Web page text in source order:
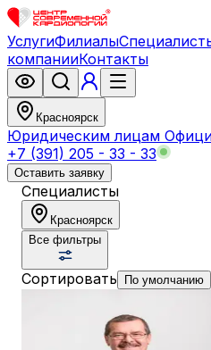
УслугиФилиалы
компанииКонтакты
Красноярск
Юридическим лицам
+7 (391) 205 - 33 - 33
Оставить заявку
Специалисты
Красноярск
Все фильтры
Сортировать По умолчанию